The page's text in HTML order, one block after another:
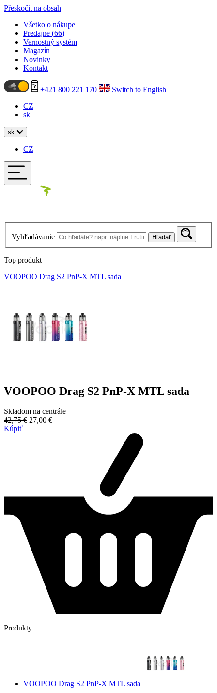
Přeskočit na obsah
Všetko o nákupe
Predajne (66)
Vernostný systém
Magazín
Novinky
Kontakt
+421 800 221 170
Switch to English
CZ
sk
sk
CZ
Vyhľadávanie Hľadať
Top produkt
VOOPOO Drag S2 PnP-X MTL sada
VOOPOO Drag S2 PnP-X MTL sada
Skladom na centrále
42,75 € 27,00 €
Kúpiť
Produkty
VOOPOO Drag S2 PnP-X MTL sada